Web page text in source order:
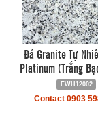
Đá Granite Tự
Platinum (Trắng
EWH12002
Contact 0903